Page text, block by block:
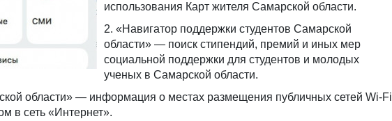
использования Карт жителя Самарской области.
2. «Навигатор поддержки студентов Самарской
области» — поиск стипендий, премий и иных мер
социальной поддержки для студентов и молодых
ученых в Самарской области.
области» — информация о местах размещения публичных сетей Wi-Fi
в сеть «Интернет».